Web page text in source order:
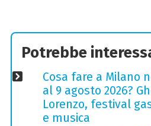
Potrebbe
Cosa fare a Milano
al 9 agosto 2026?
Lorenzo, festival
e musica